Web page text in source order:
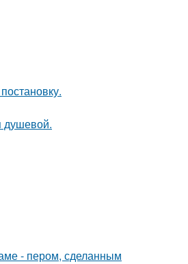
душевой.
- пером, сделанным